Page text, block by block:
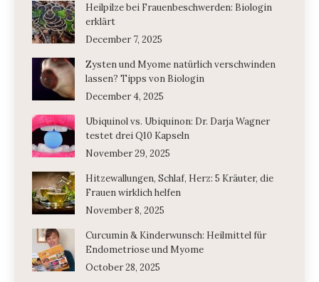
Heilpilze bei Frauenbeschwerden: Biologin
erklärt
December 7, 2025
Zysten und Myome natürlich verschwinden
lassen? Tipps von Biologin
December 4, 2025
Ubiquinol vs. Ubiquinon: Dr. Darja Wagner
testet drei Q10 Kapseln
November 29, 2025
Hitzewallungen, Schlaf, Herz: 5 Kräuter, die
Frauen wirklich helfen
November 8, 2025
Curcumin & Kinderwunsch: Heilmittel für
Endometriose und Myome
October 28, 2025